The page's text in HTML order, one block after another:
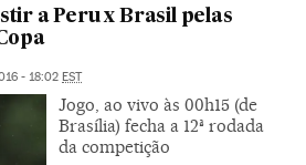
a Peru x Brasil pelas
- 18:02 EST
Jogo, ao vivo às 00h15 (de
Brasília) fecha a 12ª rodada
da competição